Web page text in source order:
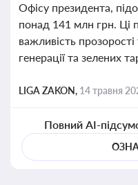
Офісу президента,
понад 141 млн грн. Ці
важливість
генерації та зелених
LIGA ZAKON, 14 травня
Повний AI-